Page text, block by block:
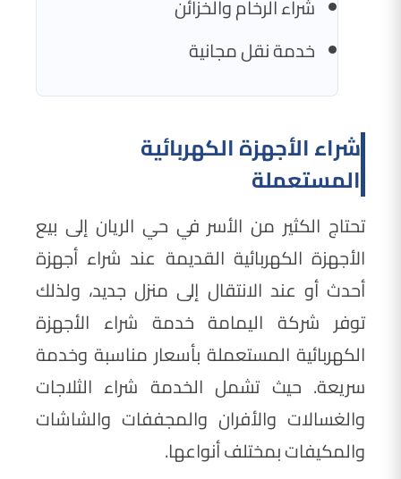
شراء الرخام والخزائن
خدمة نقل مجانية
شراء الأجهزة الكهربائية
المستعملة
تحتاج الكثير من الأسر في حي الريان إلى بيع
الأجهزة الكهربائية القديمة عند شراء أجهزة
أحدث أو عند الانتقال إلى منزل جديد، ولذلك
توفر شركة اليمامة خدمة شراء الأجهزة
الكهربائية المستعملة بأسعار مناسبة وخدمة
سريعة. حيث تشمل الخدمة شراء الثلاجات
والغسالات والأفران والمجففات والشاشات
والمكيفات بمختلف أنواعها.